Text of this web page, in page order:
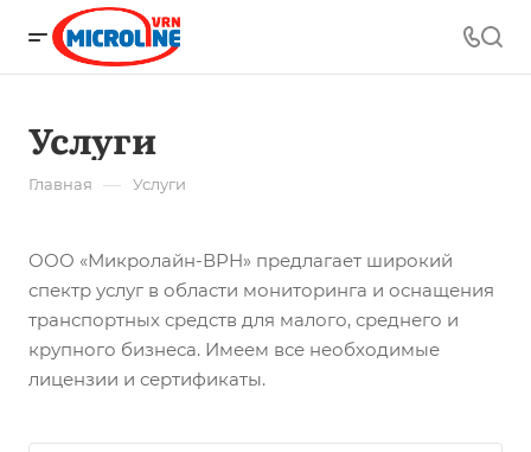
Услуги
Главная — Услуги
ООО «Микролайн-ВРН» предлагает широкий
спектр услуг в области мониторинга и оснащения
транспортных средств для малого, среднего и
крупного бизнеса. Имеем все необходимые
лицензии и сертификаты.